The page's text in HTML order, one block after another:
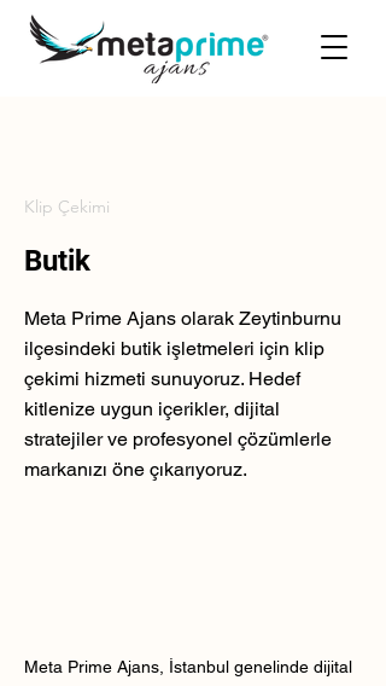
Klip Çekimi
Butik
Meta Prime Ajans olarak Zeytinburnu
ilçesindeki butik işletmeleri için klip
çekimi hizmeti sunuyoruz. Hedef
kitlenize uygun içerikler, dijital
stratejiler ve profesyonel çözümlerle
markanızı öne çıkarıyoruz.
Meta Prime Ajans, İstanbul genelinde dijital